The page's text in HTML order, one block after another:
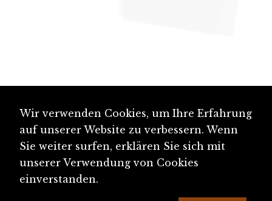
Wir verwenden Cookies, um Ihre Erfahrung
auf unserer Website zu verbessern. Wenn
Sie weiter surfen, erklären Sie sich mit
unserer Verwendung von Cookies
einverstanden.